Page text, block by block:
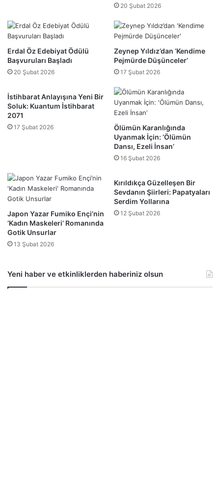
20 Şubat 2026
Erdal Öz Edebiyat Ödülü
Başvuruları Başladı
20 Şubat 2026
Zeynep Yıldız’dan ‘Kendime
Pejmürde Düşünceler’
17 Şubat 2026
İstihbarat Anlayışına Yeni Bir
Soluk: Kuantum İstihbarat
2071
17 Şubat 2026
Ölümün Karanlığında
Uyanmak İçin: ‘Ölümün
Dansı, Ezeli İnsan’
16 Şubat 2026
Japon Yazar Fumiko Ençi’nin
‘Kadın Maskeleri’ Romanında
Gotik Unsurlar
13 Şubat 2026
Kırıldıkça Güzelleşen Bir
Sevdanın Şiirleri: Papatyaları
Serdim Yollarına
12 Şubat 2026
Yeni haber ve etkinliklerden haberiniz olsun